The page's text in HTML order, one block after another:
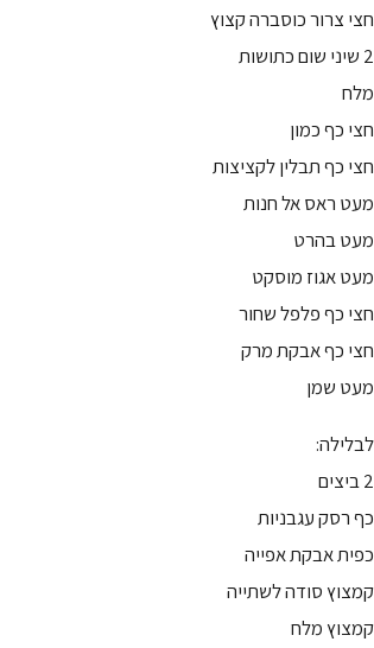
חצי צרור כוסברה קצוץ
2 שיני שום כתושות
מלח
חצי כף כמון
חצי כף תבלין לקציצות
מעט ראס אל חנות
מעט בהרט
מעט אגוז מוסקט
חצי כף פלפל שחור
חצי כף אבקת מרק
מעט שמן
לבלילה:
2 ביצים
כף רסק עגבניות
כפית אבקת אפייה
קמצוץ סודה לשתייה
קמצוץ מלח